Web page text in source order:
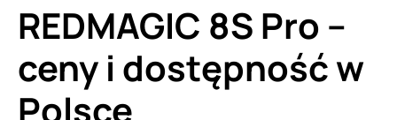
REDMAGIC 8S Pro –
ceny i dostępność w
Polsce